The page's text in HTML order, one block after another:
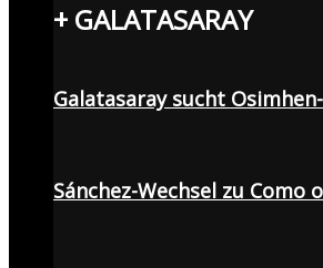
+ GALATASARAY
Galatasaray sucht
Sánchez-Wechsel zu